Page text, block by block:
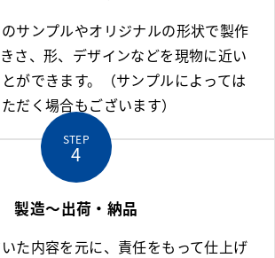
サンプルやオリジナルの形状で製作
さ、形、デザインなどを現物に近い
ができます。（サンプルによっては
だく場合もございます）
STEP
製造〜出荷・納品
た内容を元に、責任をもって仕上げ